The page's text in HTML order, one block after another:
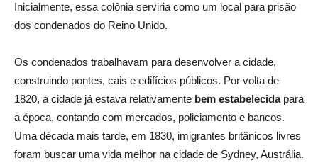
Inicialmente, essa colônia serviria como um local para prisão
dos condenados do Reino Unido.
Os condenados trabalhavam para desenvolver a cidade,
construindo pontes, cais e edifícios públicos. Por volta de
1820, a cidade já estava relativamente bem estabelecidapara
a época, contando com mercados, policiamento e bancos.
Uma década mais tarde, em 1830, imigrantes britânicos livres
foram buscar uma vida melhor na cidade de Sydney, Austrália.